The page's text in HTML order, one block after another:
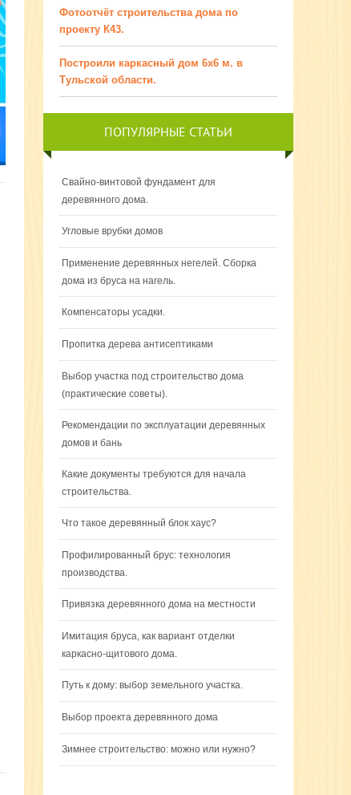
Фотоотчёт строительства дома по
проекту К43.
Построили каркасный дом 6х6 м. в
Тульской области.
ПОПУЛЯРНЫЕ СТАТЬИ
Свайно-винтовой фундамент для
деревянного дома.
Угловые врубки домов
Применение деревянных негелей. Сборка
дома из бруса на нагель.
Компенсаторы усадки.
Пропитка дерева антисептиками
Выбор участка под строительство дома
(практические советы).
Рекомендации по эксплуатации деревянных
домов и бань
Какие документы требуются для начала
строительства.
Что такое деревянный блок хаус?
Профилированный брус: технология
производства.
Привязка деревянного дома на местности
Имитация бруса, как вариант отделки
каркасно-щитового дома.
Путь к дому: выбор земельного участка.
Выбор проекта деревянного дома
Зимнее строительство: можно или нужно?